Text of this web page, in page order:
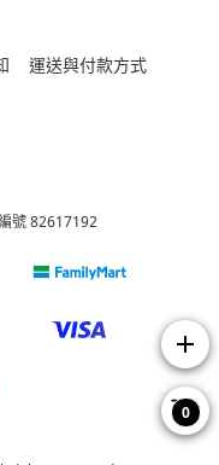
運送與付款方式
page
page
號 82617192
add
0